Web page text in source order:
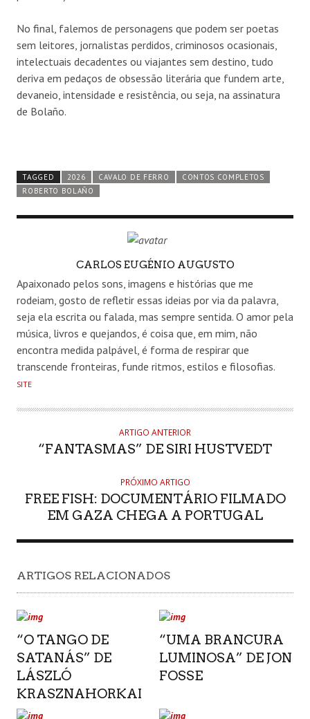
No final, falemos de personagens que podem ser poetas
sem leitores, jornalistas perdidos, criminosos ocasionais,
intelectuais decadentes ou viajantes sem destino, tudo
deriva em pedaços de obsessão literária que fundem arte,
devaneio, intensidade e resistência, ou seja, na assinatura
de Bolaño.
TAGGED 2026 CAVALO DE FERRO
CONTOS COMPLETOS
ROBERTO BOLAÑO
AUTHORCARLOS EUGÉNIO AUGUSTO
Apaixonado pelos sons, imagens e histórias que me
rodeiam, gosto de refletir essas ideias por via da palavra,
seja ela escrita ou falada, mas sempre sentida. O amor pela
música, livros e quejandos, é coisa que, em mim, não
encontra medida palpável, é forma de respirar que
transcende fronteiras, funde ritmos, estilos e filosofias.
SITE
ARTIGO ANTERIOR
“FANTASMAS” DE SIRI HUSTVEDT
PRÓXIMO ARTIGO
FREE FISH: DOCUMENTÁRIO FILMADO
EM GAZA CHEGA A PORTUGAL
ARTIGOS RELACIONADOS
“O TANGO DE
SATANÁS” DE
LÁSZLÓ
KRASZNAHORKAI
“UMA BRANCURA
LUMINOSA” DE JON
FOSSE